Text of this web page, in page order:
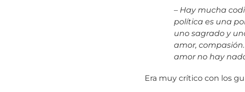
– Hay mucha
política es una
uno sagrado y
amor,
amor no hay
Era muy crítico con los